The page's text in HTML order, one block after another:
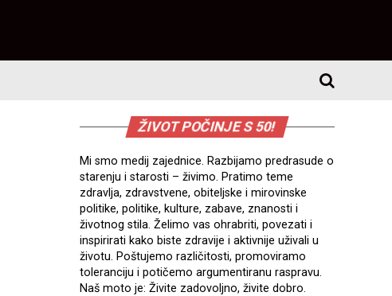
ŽIVOT POČINJE S 50!
Mi smo medij zajednice. Razbijamo predrasude o
starenju i starosti – živimo. Pratimo teme
zdravlja, zdravstvene, obiteljske i mirovinske
politike, politike, kulture, zabave, znanosti i
životnog stila. Želimo vas ohrabriti, povezati i
inspirirati kako biste zdravije i aktivnije uživali u
životu. Poštujemo različitosti, promoviramo
toleranciju i potičemo argumentiranu raspravu.
Naš moto je: Živite zadovoljno, živite dobro.